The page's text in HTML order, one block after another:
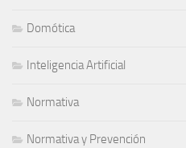
Domótica
Inteligencia Artificial
Normativa
Normativa y Prevención